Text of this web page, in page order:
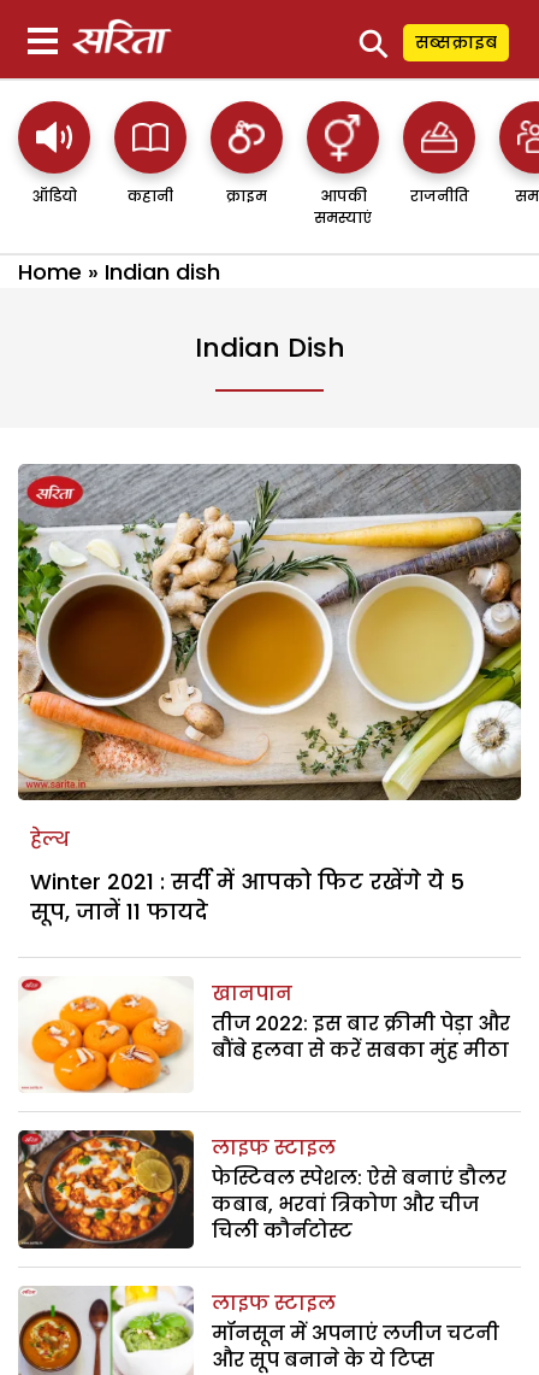
⚲ सब्सक्राइब
ऑडियो कहानी क्राइम
आपकी
समस्याएं
राजनीति
Home » Indian dish
Indian Dish
हेल्थ
Winter 2021 : सर्दी में आपको फिट रखेंगे ये 5
सूप, जानें 11 फायदे
खानपान
तीज 2022: इस बार क्रीमी पेड़ा और
बौंबे हलवा से करें सबका मुंह मीठा
लाइफ स्टाइल
फेस्टिवल स्पेशल: ऐसे बनाएं डौलर
कबाब, भरवां त्रिकोण और चीज
चिली कौर्नटोस्ट
लाइफ स्टाइल
मॉनसून में अपनाएं लजीज चटनी
और सूप बनाने के ये टिप्स